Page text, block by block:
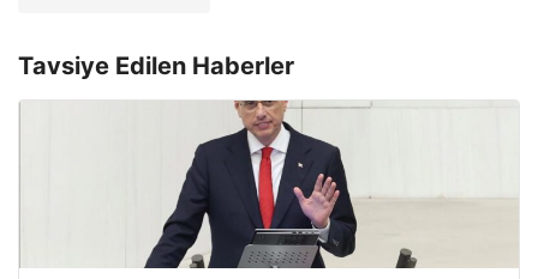
Tavsiye Edilen Haberler